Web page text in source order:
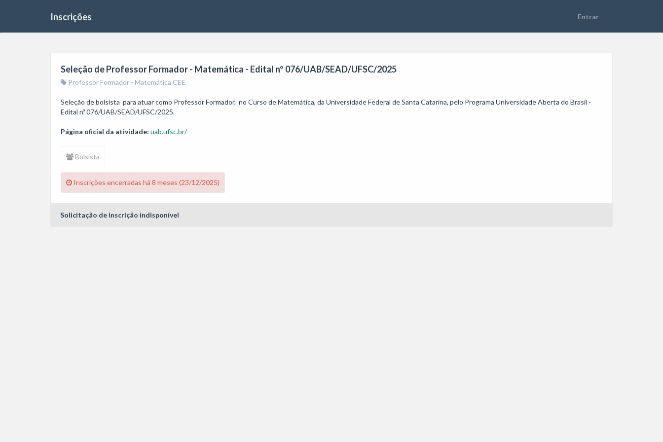
Inscrições
Seleção de Professor Formador - Matemática - Edital nº 076/UAB/SEAD/UFSC/2025
Professor Formador - Matemática CEE
Seleção de bolsista  para atuar como Professor Formador,  no Curso de Matemática, da Universidade Federal de Santa Catarina, pelo Programa Universidade Aberta do Brasil -
Edital nº 076/UAB/SEAD/UFSC/2025.
Página oficial da atividade: uab.ufsc.br/
Bolsista
Inscrições encerradas há 8 meses (23/12/2025)
Solicitação de inscrição indisponível